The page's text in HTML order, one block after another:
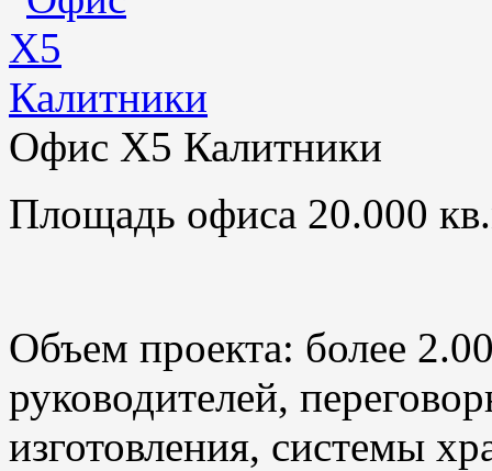
Офис X5 Калитники
Площадь офиса 20.000
Объем проекта: более
руководителей,
изготовления, системы